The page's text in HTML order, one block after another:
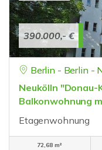
390.000,- €
Berlin - Berlin -
Neukölln
Balkonwohnung
Etagenwohnung
72,68 m²